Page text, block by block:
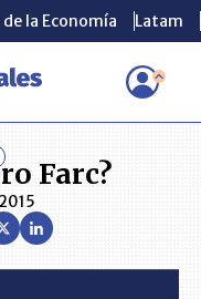
la Economía Latam
¿Jurisdicción pro
la Economía Latam
Farc?